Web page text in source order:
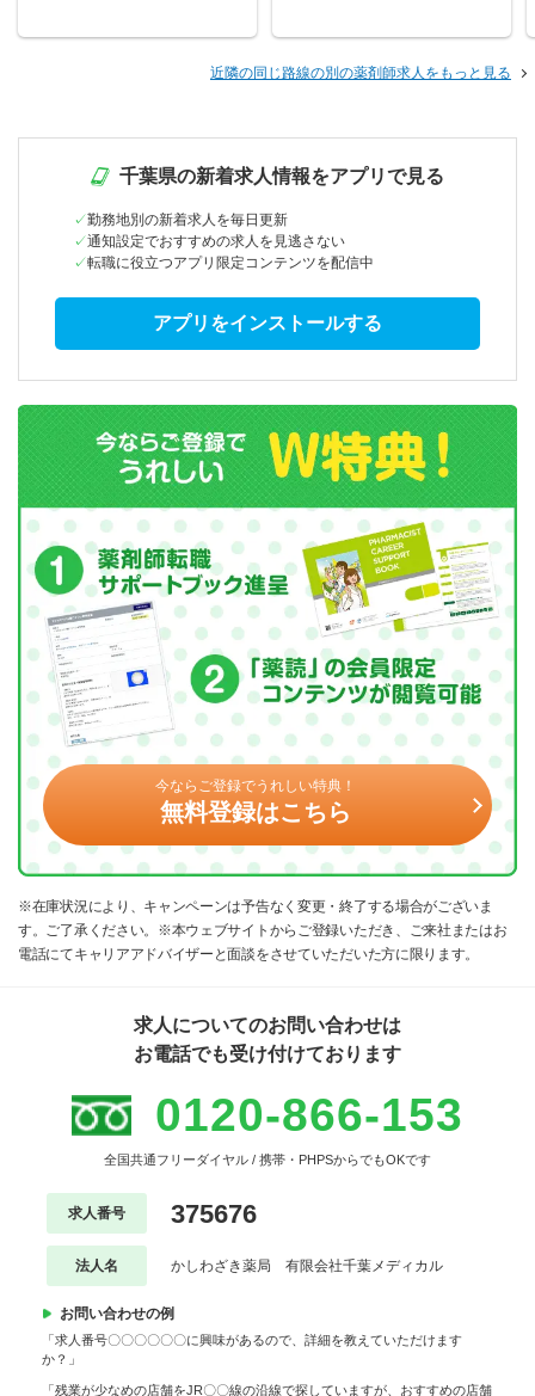
近隣の同じ路線の別の薬剤師求人をもっと見る
千葉県の新着求人情報をアプリで見る
勤務地別の新着求人を毎日更新
通知設定でおすすめの求人を見逃さない
転職に役立つアプリ限定コンテンツを配信中
アプリをインストールする
今ならご登録でうれしい特典！
無料登録はこちら
※在庫状況により、キャンペーンは予告なく変更・終了する場合がございま
す。ご了承ください。※本ウェブサイトからご登録いただき、ご来社またはお
電話にてキャリアアドバイザーと面談をさせていただいた方に限ります。
求人についてのお問い合わせは
お電話でも受け付けております
0120-866-153
全国共通フリーダイヤル / 携帯・PHPSからでもOKです
求人番号 375676
法人名 かしわざき薬局 有限会社千葉メディカル
お問い合わせの例
「求人番号〇〇〇〇〇〇に興味があるので、詳細を教えていただけます
か？」
「残業が少なめの店舗をJR〇〇線の沿線で探していますが、おすすめの店舗